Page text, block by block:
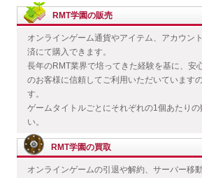
RMT学園の販売
オンラインゲーム通貨やアイテム、アカウン
済にて購入できます。
長年のRMT業界で培ってきた経験を基に、安
のお客様に信頼してご利用いただいています
す。
ゲームタイトルごとにそれぞれの1個あたり
い。
RMT学園の買取
オンラインゲームの引退や解約、サーバー移